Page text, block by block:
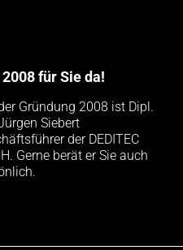
für Sie da!
Gründung 2008 ist Dipl.
Siebert
der DEDITEC
Gerne berät er Sie auch